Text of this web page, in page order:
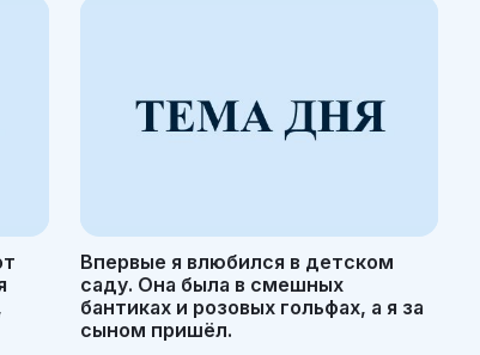
Впервые я влюбился в детском
саду. Она была в смешных
бантиках и розовых гольфах, а я за
сыном пришёл.